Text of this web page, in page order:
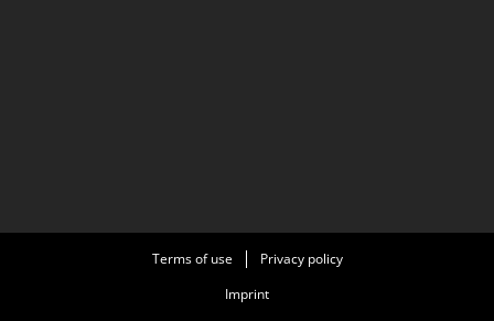
Terms of use
Privacy policy
Imprint